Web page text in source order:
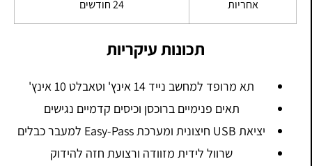
אחריות 24 חודשים
תכונות עיקריות
תא מרופד למחשב נייד 14 אינץ' וטאבלט 10 אינץ'
תאים פנימיים ברוכסן וכיסים קדמיים נגישים
יציאת USB חיצונית ומערכת Easy-Pass למעבר כבלים
שרוול לידית מזוודה ורצועת חזה להידוק